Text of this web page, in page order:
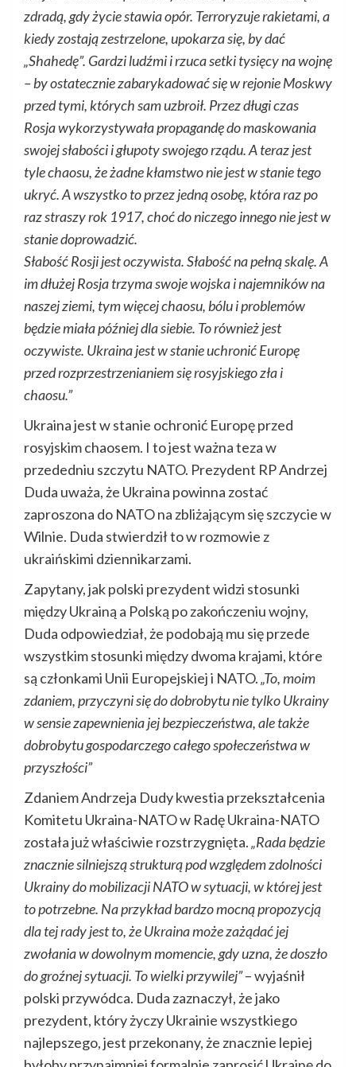
zdradą, gdy życie stawia opór. Terroryzuje rakietami, a
kiedy zostają zestrzelone, upokarza się, by dać
„Shahedę”. Gardzi ludźmi i rzuca setki tysięcy na wojnę
– by ostatecznie zabarykadować się w rejonie Moskwy
przed tymi, których sam uzbroił. Przez długi czas
Rosja wykorzystywała propagandę do maskowania
swojej słabości i głupoty swojego rządu. A teraz jest
tyle chaosu, że żadne kłamstwo nie jest w stanie tego
ukryć. A wszystko to przez jedną osobę, która raz po
raz straszy rok 1917, choć do niczego innego nie jest w
stanie doprowadzić.
Słabość Rosji jest oczywista. Słabość na pełną skalę. A
im dłużej Rosja trzyma swoje wojska i najemników na
naszej ziemi, tym więcej chaosu, bólu i problemów
będzie miała później dla siebie. To również jest
oczywiste. Ukraina jest w stanie uchronić Europę
przed rozprzestrzenianiem się rosyjskiego zła i
chaosu.”
Ukraina jest w stanie ochronić Europę przed
rosyjskim chaosem. I to jest ważna teza w
przededniu szczytu NATO. Prezydent RP Andrzej
Duda uważa, że ​​Ukraina powinna zostać
zaproszona do NATO na zbliżającym się szczycie w
Wilnie. Duda stwierdził to w rozmowie z
ukraińskimi dziennikarzami.
Zapytany, jak polski prezydent widzi stosunki
między Ukrainą a Polską po zakończeniu wojny,
Duda odpowiedział, że podobają mu się przede
wszystkim stosunki między dwoma krajami, które
są członkami Unii Europejskiej i NATO.„To, moim
zdaniem, przyczyni się do dobrobytu nie tylko Ukrainy
w sensie zapewnienia jej bezpieczeństwa, ale także
dobrobytu gospodarczego całego społeczeństwa w
przyszłości”
Zdaniem Andrzeja Dudy kwestia przekształcenia
Komitetu Ukraina-NATO w Radę Ukraina-NATO
została już właściwie rozstrzygnięta.„Rada będzie
znacznie silniejszą strukturą pod względem zdolności
Ukrainy do mobilizacji NATO w sytuacji, w której jest
to potrzebne. Na przykład bardzo mocną propozycją
dla tej rady jest to, że Ukraina może zażądać jej
zwołania w dowolnym momencie, gdy uzna, że doszło
do groźnej sytuacji. To wielki przywilej”– wyjaśnił
polski przywódca. Duda zaznaczył, że jako
prezydent, który życzy Ukrainie wszystkiego
najlepszego, jest przekonany, że znacznie lepiej